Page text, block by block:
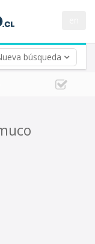
búsqueda